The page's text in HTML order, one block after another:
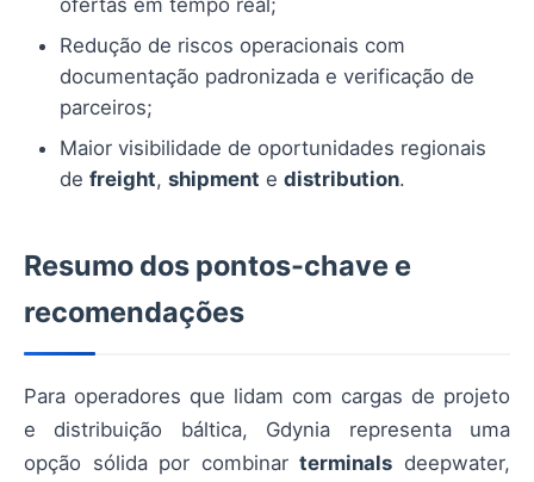
ofertas em tempo real;
Redução de riscos operacionais com
documentação padronizada e verificação de
parceiros;
Maior visibilidade de oportunidades regionais
de freight, shipment e distribution.
Resumo dos pontos-chave e
recomendações
Para operadores que lidam com cargas de projeto
e distribuição báltica, Gdynia representa uma
opção sólida por combinarterminals deepwater,